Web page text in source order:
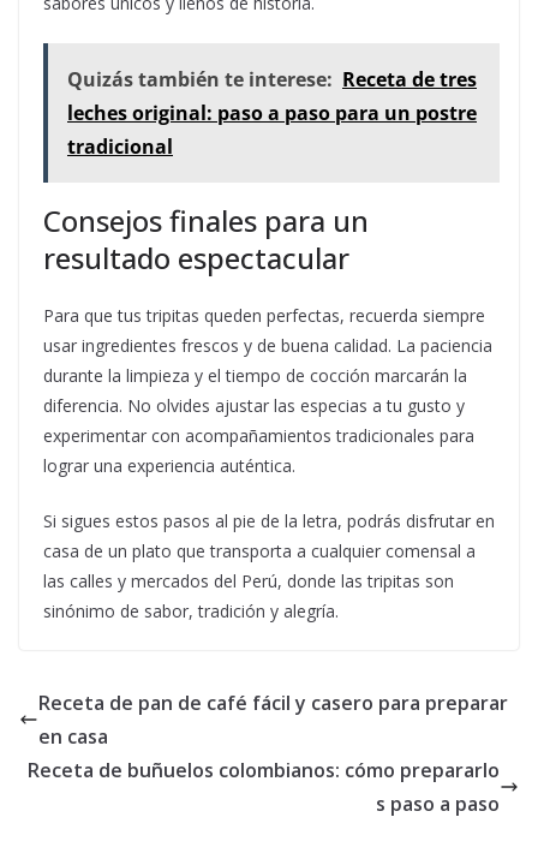
Quizás también te interese: Receta de tres
leches original: paso a paso para un postre
tradicional
Consejos finales para un
resultado espectacular
Para que tus tripitas queden perfectas, recuerda siempre
usar ingredientes frescos y de buena calidad. La paciencia
durante la limpieza y el tiempo de cocción marcarán la
diferencia. No olvides ajustar las especias a tu gusto y
experimentar con acompañamientos tradicionales para
lograr una experiencia auténtica.
Si sigues estos pasos al pie de la letra, podrás disfrutar en
casa de un plato que transporta a cualquier comensal a
las calles y mercados del Perú, donde las tripitas son
sinónimo de sabor, tradición y alegría.
Receta de pan de café fácil y casero para preparar
en casa
Receta de buñuelos colombianos: cómo prepararlo
s paso a paso